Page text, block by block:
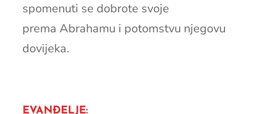
spomenuti se dobrote svoje
prema Abrahamu i potomstvu njegovu
dovijeka.
EVANĐELJE: